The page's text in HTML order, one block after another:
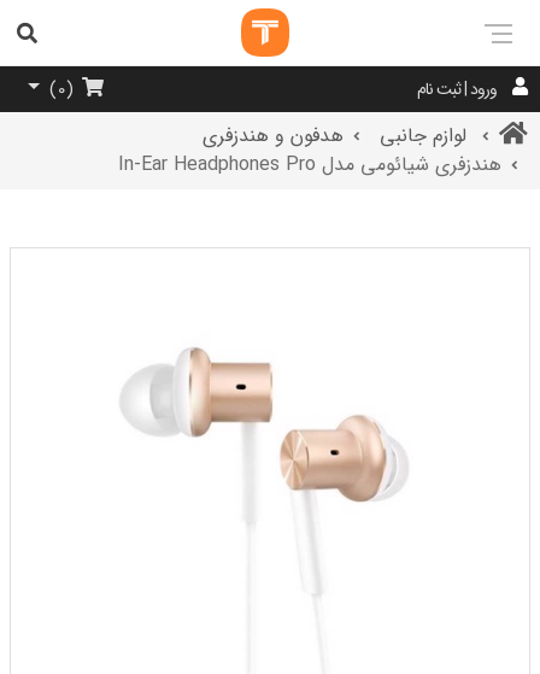
ورود | ثبت نام (
0
)
لوازم جانبی
هدفون و هندزفری
هندزفری شیائومی مدل In-Ear Headphones Pro